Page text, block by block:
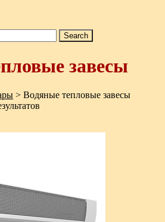
завесы
> Водяные тепловые завесы